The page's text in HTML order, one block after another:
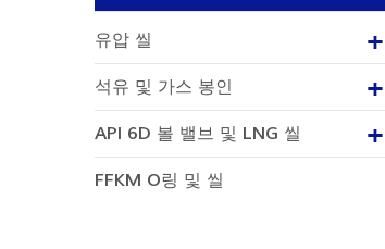
유압 씰
석유 및 가스 봉인
API 6D 볼 밸브 및 LNG 씰
FFKM O링 및 씰